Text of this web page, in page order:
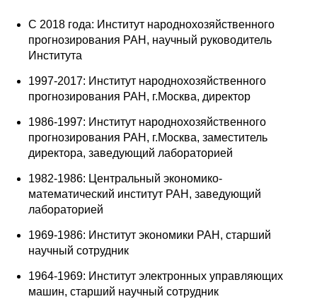
Энергетический семинар
Российско-французский семинар
Отрасли и регионы
Inforum
Ученый совет
Материалы
О совете
С 2018 года: Институт народнохозяйственного
прогнозирования РАН, научный руководитель
Института
1997-2017: Институт народнохозяйственного
прогнозирования РАН, г.Москва, директор
1986-1997: Институт народнохозяйственного
прогнозирования РАН, г.Москва, заместитель
директора, заведующий лабораторией
1982-1986: Центральный экономико-
математический институт РАН, заведующий
лабораторией
1969-1986: Институт экономики РАН, старший
научный сотрудник
1964-1969: Институт электронных управляющих
машин, старший научный сотрудник